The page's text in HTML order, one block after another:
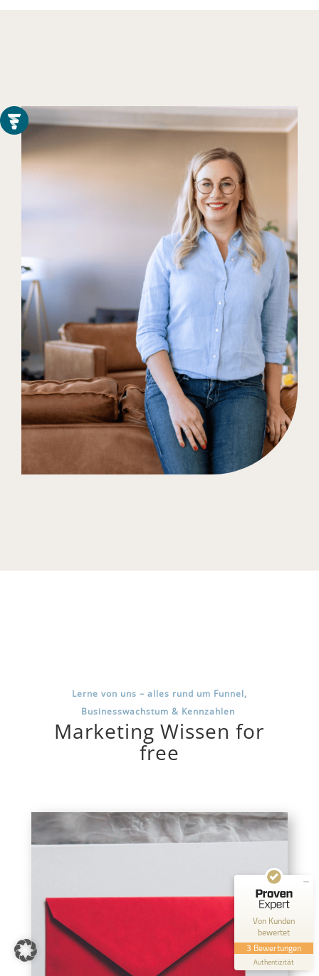
Lerne von uns – alles rund um Funnel,
Businesswachstum & Kennzahlen
Marketing Wissen for
free
Von Kunden
bewertet
3 Bewertungen
Authentizität
100%
SEHR GUT
3
Bewertungen auf ProvenExpert.com
Erfahren Sie mehr über dieses Bewertungssiegel
13.3.2025
Profil ansehen